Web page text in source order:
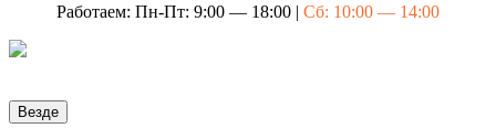
Работаем: Пн-Пт: 9:00 — 18:00 | Сб: 10:00 — 14:00
Везде